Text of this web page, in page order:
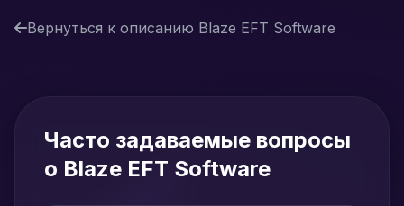
Вернуться к описанию Blaze EFT Software
Часто задаваемые вопросы
о Blaze EFT Software